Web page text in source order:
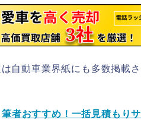
自動車業界紙にも多数掲載
筆者おすすめ！一括見積もり